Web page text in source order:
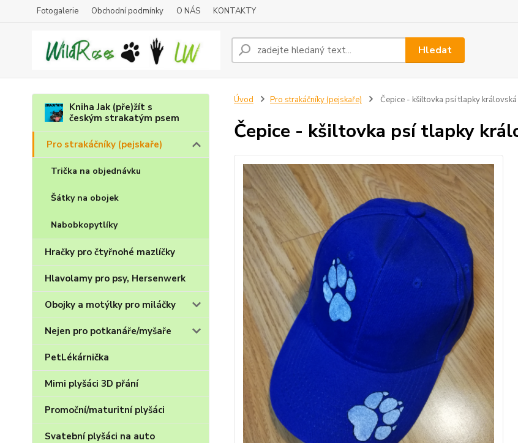
Fotogalerie Obchodní podmínky O NÁS KONTAKTY
Hledat
Kniha Jak (pře)žít s
českým strakatým psem
Pro strakáčníky (pejskaře)
Trička na objednávku
Šátky na obojek
Nabobkopytlíky
Hračky pro čtyřnohé mazlíčky
Hlavolamy pro psy, Hersenwerk
Obojky a motýlky pro miláčky
Nejen pro potkanáře/myšaře
PetLékárnička
Mimi plyšáci 3D přání
Promoční/maturitní plyšáci
Svatební plyšáci na auto
Úvod Pro strakáčníky (pejskaře) Čepice - kšiltovka psí tlapky
Čepice - kšiltovka psí tlapky